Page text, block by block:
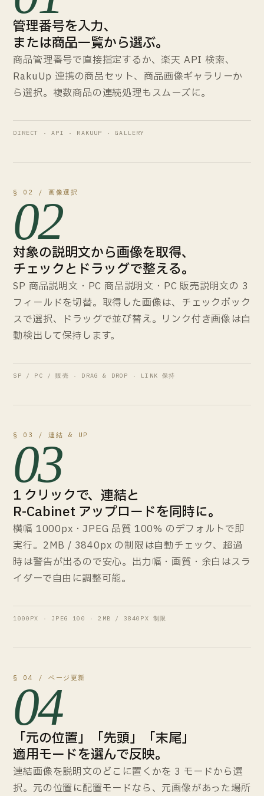
#b128
#b129 コーム プレミアム
コーム ミニ セット
✓ 3 b128comb2g1.jpg
✓ nyuuka.jpg
SP 商品説明文の更新が
完了しました
SNAPSHOT SAVED · 30 DAYS
管理番号を入力、
または商品一覧から選ぶ。
商品管理番号で直接指定するか、楽天 API 検索、
RakuUp 連携の商品セット、商品画像ギャラリーか
ら選択。複数商品の連続処理もスムーズに。
DIRECT · API · RAKUUP · GALLERY
§ 02 / 画像選択
02
対象の説明文から画像を取得、
チェックとドラッグで整える。
SP 商品説明文・PC 商品説明文・PC 販売説明文の 3
フィールドを切替。取得した画像は、チェックボック
スで選択、ドラッグで並び替え。リンク付き画像は自
動検出して保持します。
SP / PC / 販売 · DRAG & DROP · LINK 保持
§ 03 / 連結 & UP
03
1 クリックで、連結と
R-Cabinet アップロードを同時に。
横幅 1000px・JPEG 品質 100% のデフォルトで即
実行。2MB / 3840px の制限は自動チェック、超過
時は警告が出るので安心。出力幅・画質・余白はスラ
イダーで自由に調整可能。
1000PX · JPEG 100 · 2MB / 3840PX 制限
§ 04 / ページ更新
04
「元の位置」「先頭」「末尾」
適用モードを選んで反映。
連結画像を説明文のどこに置くかを 3 モードから選
択。元の位置に配置モードなら、元画像があった場所